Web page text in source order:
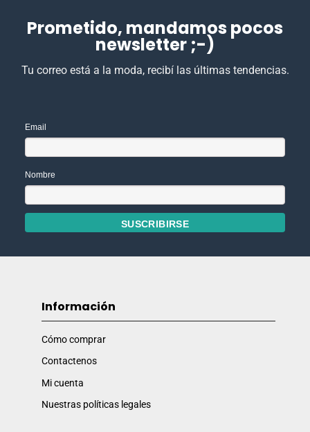
Prometido, mandamos pocos
newsletter ;-)
Tu correo está a la moda, recibí las últimas tendencias.
Email
Nombre
Información
Cómo comprar
Contactenos
Mi cuenta
Nuestras políticas legales